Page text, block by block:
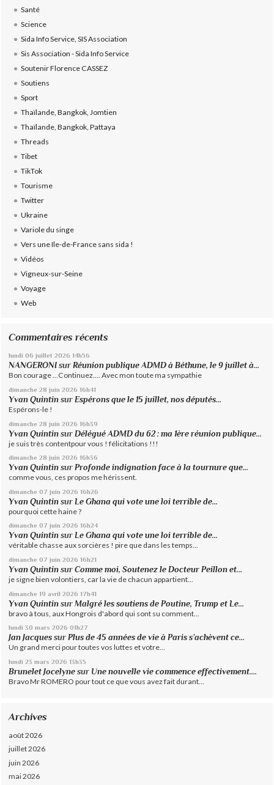
Santé
Science
Sida Info Service, SIS Association
Sis Association - Sida Info Service
Soutenir Florence CASSEZ
Soutiens
Sport
Thaïlande, Bangkok, Jomtien
Thaïlande, Bangkok, Pattaya
Threads
Tibet
TikTok
Tourisme
Twitter
Ukraine
Variole du singe
Vers une Ile-de-France sans sida !
Vidéos
Vigneux-sur-Seine
Voyage
Web
Commentaires récents
lundi 06 juillet 2026 14h56
NANGERONI surRéunion publique ADMD à Béthune, le 9 juillet à...
Bon courage ...Continuez.... Avec mon toute ma sympathie
dimanche 28 juin 2026 16h41
Yvan Quintin surEspérons que le 15 juillet, nos députés...
Espérons-le !
dimanche 28 juin 2026 16h39
Yvan Quintin surDélégué ADMD du 62 : ma 1ère réunion publique...
je suis très contentpour vous ! félicitations !!!
dimanche 28 juin 2026 16h36
Yvan Quintin surProfonde indignation face à la tournure que...
comme vous, ces propos me hérissent.
dimanche 07 juin 2026 16h26
Yvan Quintin sur Le Ghana qui vote une loi terrible de...
pourquoi cette haine ?
dimanche 07 juin 2026 16h24
Yvan Quintin surLe Ghana qui vote une loi terrible de...
véritable chasse aux sorcières ! pire que dans les temps...
dimanche 07 juin 2026 16h21
Yvan Quintin surComme moi, Soutenez le Docteur Peillon et...
je signe bien volontiers, car la vie de chacun appartient...
dimanche 19 avril 2026 17h41
Yvan Quintin surMalgré les soutiens de Poutine, Trump et Le...
bravo à tous, aux Hongrois d'abord qui sont su comment...
lundi 30 mars 2026 01h27
Jan Jacques surPlus de 45 années de vie à Paris s’achèvent ce...
Un grand merci pour toutes vos luttes et votre...
lundi 23 mars 2026 13h35
Brunelet Jocelyne sur Une nouvelle vie commence effectivement....
Bravo Mr ROMERO pour tout ce que vous avez fait durant...
Archives
août 2026
juillet 2026
juin 2026
mai 2026